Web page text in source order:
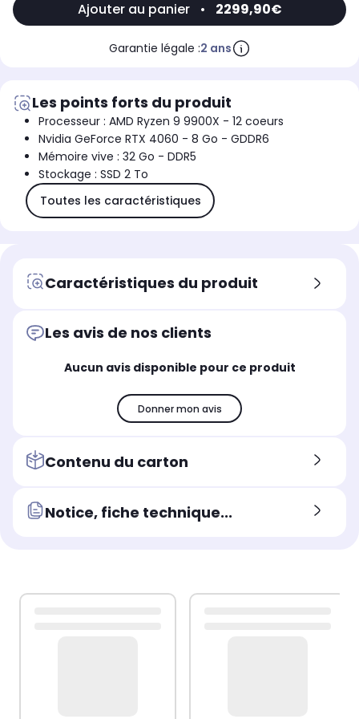
Ajouter au panier • 2299,90€
Garantie légale :2 ans
Les points forts du produit
Processeur : AMD Ryzen 9 9900X - 12 coeurs
Nvidia GeForce RTX 4060 - 8 Go - GDDR6
Mémoire vive : 32 Go - DDR5
Stockage : SSD 2 To
Toutes les caractéristiques
Caractéristiques du produit
Les avis de nos clients
Aucun avis disponible pour ce produit
Donner mon avis
Contenu du carton
Notice, fiche technique...